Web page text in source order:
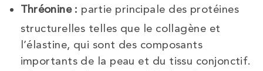
Thréonine : partie principale des protéines
structurelles telles que le collagène et
l’élastine, qui sont des composants
importants de la peau et du tissu conjonctif.